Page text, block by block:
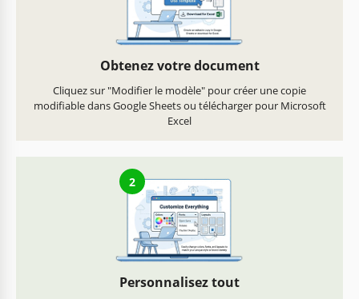
Obtenez votre document
Cliquez sur "Modifier le modèle" pour créer une copie
modifiable dans Google Sheets ou télécharger pour Microsoft
Excel
2
Personnalisez tout